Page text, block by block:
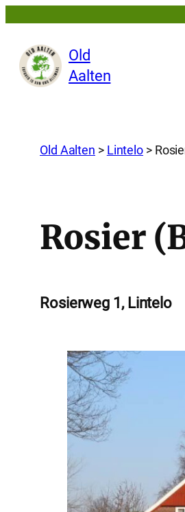
Old
Aalten
Old Aalten > Lintelo >
Rosier
Rosierweg 1, Lintelo